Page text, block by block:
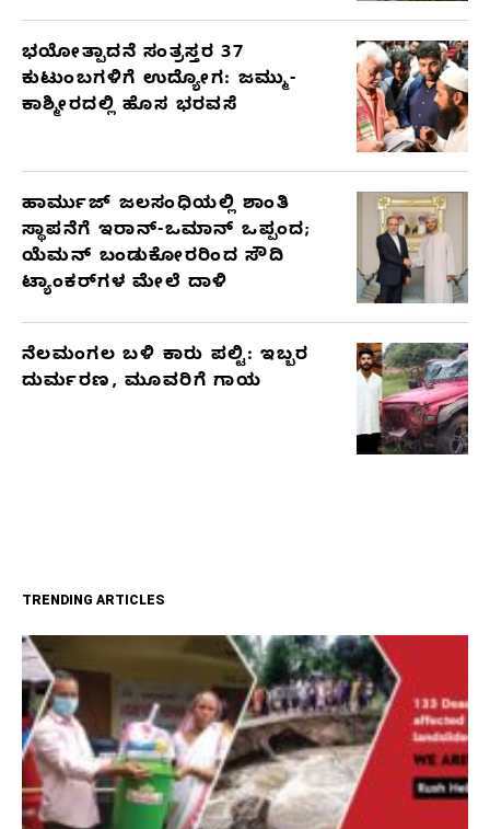
ಭಯೋತ್ಪಾದನೆ ಸಂತ್ರಸ್ತರ 37
ಕುಟುಂಬಗಳಿಗೆ ಉದ್ಯೋಗ: ಜಮ್ಮು-
ಕಾಶ್ಮೀರದಲ್ಲಿ ಹೊಸ ಭರವಸೆ
ಹಾರ್ಮುಜ್ ಜಲಸಂಧಿಯಲ್ಲಿ ಶಾಂತಿ
ಸ್ಥಾಪನೆಗೆ ಇರಾನ್-ಒಮಾನ್ ಒಪ್ಪಂದ;
ಯೆಮನ್ ಬಂಡುಕೋರರಿಂದ ಸೌದಿ
ಟ್ಯಾಂಕರ್‌ಗಳ ಮೇಲೆ ದಾಳಿ
ನೆಲಮಂಗಲ ಬಳಿ ಕಾರು ಪಲ್ಟಿ: ಇಬ್ಬರ
ದುರ್ಮರಣ, ಮೂವರಿಗೆ ಗಾಯ
TRENDING ARTICLES